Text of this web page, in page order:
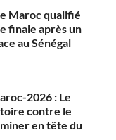
Maroc qualifié
finale après un
au Sénégal
2026 : Le
contre le
en tête du